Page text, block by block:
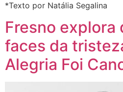
*Texto por Natália Segalina
Fresno explora
faces da
Alegria Foi